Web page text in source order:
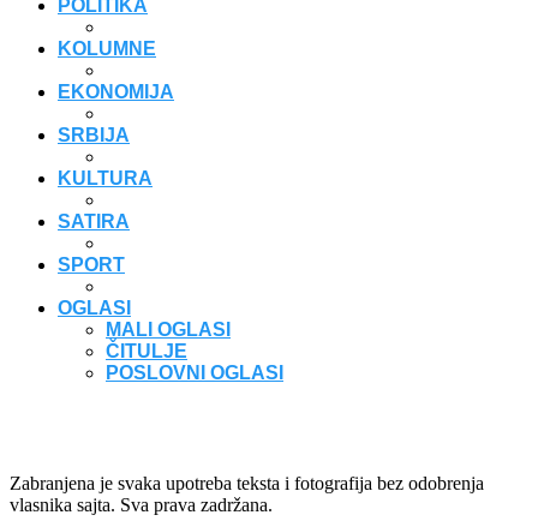
POLITIKA
KOLUMNE
EKONOMIJA
SRBIJA
KULTURA
SATIRA
SPORT
OGLASI
MALI OGLASI
ČITULJE
POSLOVNI OGLASI
Zabranjena je svaka upotreba teksta i fotografija bez odobrenja
vlasnika sajta. Sva prava zadržana.